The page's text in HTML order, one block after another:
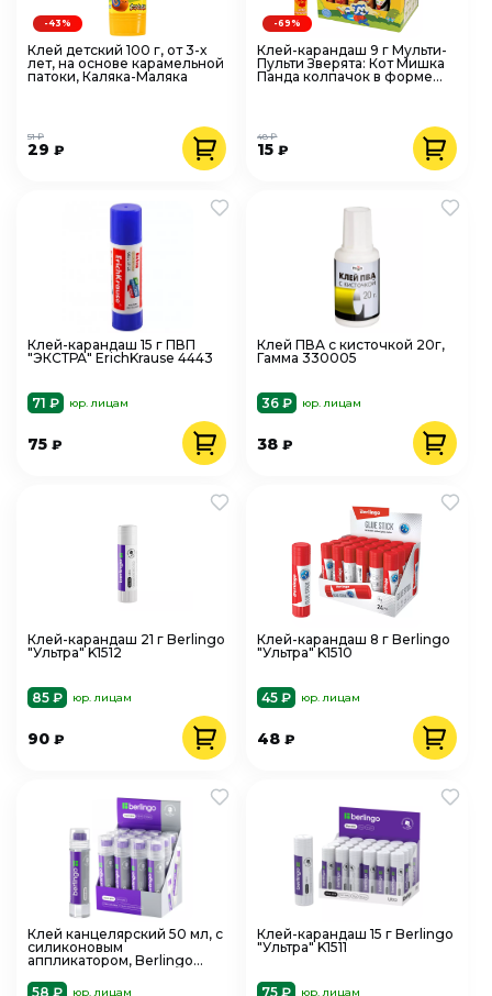
Клей детский 100 г, от 3-х
лет, на основе карамельной
патоки, Каляка-Маляка
29 ₽
51 ₽
-43%
Клей-карандаш 9 г Мульти-
Пульти Зверята: Кот Мишка
Панда колпачок в форме
15₽
48 ₽
-69%
Клей-карандаш 15 г ПВП
"ЭКСТРА" ErichKrause 4443
71 ₽ юр. лицам
75 ₽
Клей ПВА с кисточкой 20г,
Гамма 330005
36 ₽ юр. лицам
38₽
Клей-карандаш 21 г Berlingo
"Ультра" K1512
85 ₽ юр. лицам
90 ₽
Клей-карандаш 8 г Berlingo
"Ультра" K1510
45 ₽ юр. лицам
48₽
Клей канцелярский 50 мл, с
силиконовым
аппликатором, Berlingo
58 ₽
юр. лицам
Клей-карандаш 15 г Berlingo
"Ультра" K1511
75 ₽ юр. лицам